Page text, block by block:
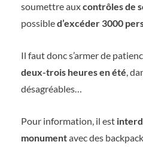
soumettre auxcontrôles de
possibled’excéder 3000
Il faut donc s’armer de
deux-trois heures en été,
désagréables…
Pour information, il est
monumentavec des